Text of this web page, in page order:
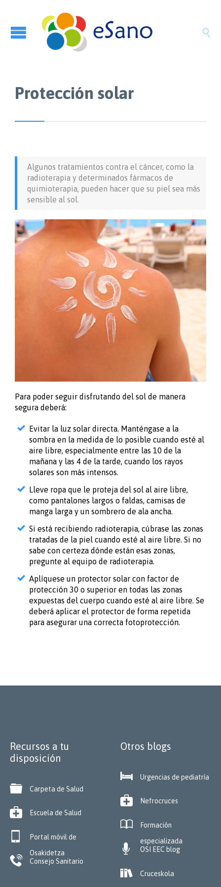

Protección solar
Algunos tratamientos contra el cáncer, como la
radioterapia y determinados fármacos de
quimioterapia, pueden hacer que su piel sea más
sensible al sol.
Para poder seguir disfrutando del sol de manera
segura deberá:
Evitar la luz solar directa. Manténgase a la
sombra en la medida de lo posible cuando esté al
aire libre, especialmente entre las 10 de la
mañana y las 4 de la tarde, cuando los rayos
solares son más intensos.
Lleve ropa que le proteja del sol al aire libre,
como pantalones largos o faldas, camisas de
manga larga y un sombrero de ala ancha.
Si está recibiendo radioterapia, cúbrase las zonas
tratadas de la piel cuando esté al aire libre. Si no
sabe con certeza dónde están esas zonas,
pregunte al equipo de radioterapia.
Aplíquese un protector solar con factor de
protección 30 o superior en todas las zonas
expuestas del cuerpo cuando esté al aire libre. Se
deberá aplicar el protector de forma repetida
para asegurar una correcta fotoprotección.
Recursos a tu
disposición
 Carpeta de Salud
 Escuela de Salud

Portal móvil de
Osakidetza
 Consejo Sanitario
Otros blogs
 Urgencias de pediatría
 Nefrocruces

Formación
especializada
 OSI EEC blog
 Cruceskola